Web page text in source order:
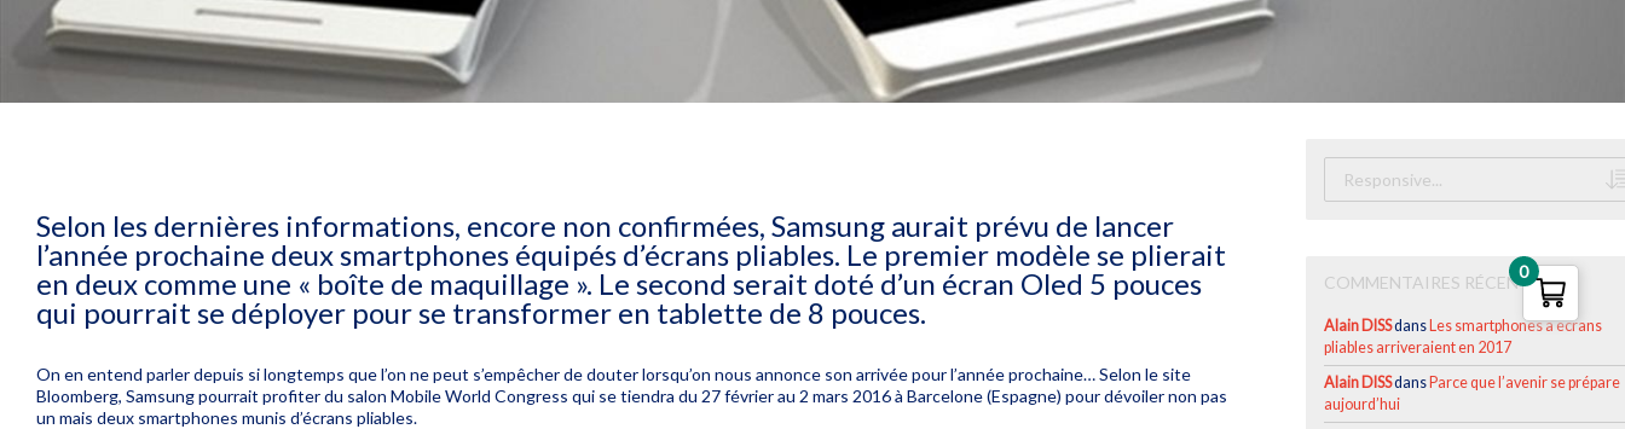
Selon les dernières informations, encore non confirmées, Samsung aurait prévu de lancer
l’année prochaine deux smartphones équipés d’écrans pliables. Le premier modèle se plierait
en deux comme une « boîte de maquillage ». Le second serait doté d’un écran Oled 5 pouces
qui pourrait se déployer pour se transformer en tablette de 8 pouces.
On en entend parler depuis si longtemps que l’on ne peut s’empêcher de douter lorsqu’on nous annonce son arrivée pour l’année prochaine… Selon le site
Bloomberg, Samsung pourrait profiter du salon Mobile World Congress qui se tiendra du 27 février au 2 mars 2016 à Barcelone (Espagne) pour dévoiler non pas
un mais deux smartphones munis d’écrans pliables.
COMMENTAIRES RÉCENTS
Alain DISSdans Les smartphones à écrans
pliables arriveraient en 2017
Alain DISSdans Parce que l’avenir se prépare
aujourd’hui
0